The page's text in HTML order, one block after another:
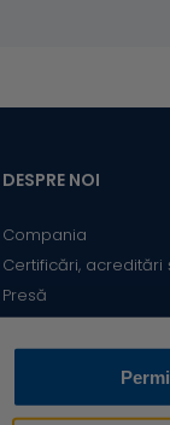
DESPRE NOI
Compania
Certificări, acreditări
Presă
Satisfacția Clientului
Cariere
Acum pe